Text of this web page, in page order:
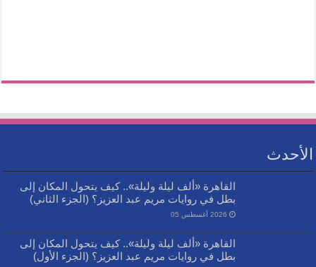
الأحدث
القاهرة «ألف ليلة وليلة».. كيف يتحول المكان إلى
بطل في روايات مريم عبد العزيز؟ (الجزء الثاني)
2026 أغسطس 05
القاهرة «ألف ليلة وليلة».. كيف يتحول المكان إلى
بطل في روايات مريم عبد العزيز؟ (الجزء الأول)